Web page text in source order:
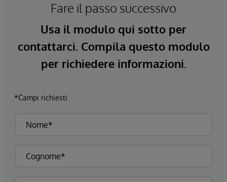
Fare il passo successivo
Usa il modulo qui sotto per
contattarci. Compila questo modulo
per richiedere informazioni.
*Campi richiesti